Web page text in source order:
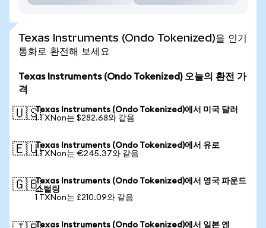
Texas Instruments (Ondo Tokenized)을 인기
통화로 환전해 보세요
Texas Instruments (Ondo Tokenized) 오늘의 환전 가
격
🇺🇸Texas Instruments (Ondo Tokenized)에서 미국 달러
1 TXNon는 $282.68와 같음
🇪🇺Texas Instruments (Ondo Tokenized)에서 유로
1 TXNon는 €245.37와 같음
🇬🇧Texas Instruments (Ondo Tokenized)에서 영국 파운드
스털링
1 TXNon는 £210.09와 같음
Texas Instruments (Ondo Tokenized)에서 일본 엔